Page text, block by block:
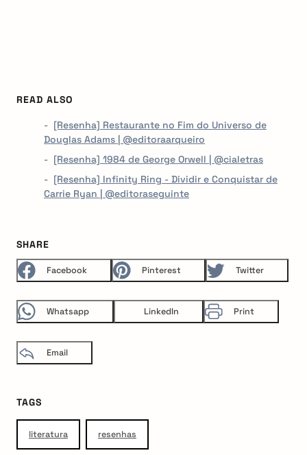
READ ALSO
[Resenha] Restaurante no Fim do Universo de
Douglas Adams | @editoraarqueiro
[Resenha] 1984 de George Orwell | @cialetras
[Resenha] Infinity Ring - Dividir e Conquistar de
Carrie Ryan | @editoraseguinte
SHARE
Facebook Pinterest Twitter
Whatsapp LinkedIn Print
Email
TAGS
literatura resenhas